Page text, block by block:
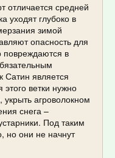
отличается средней
уходят глубоко в
зимой
опасность для
повреждаются в
Сатин является
ветки нужно
укрыть агроволокном
снега –
Под таким
но они не начнут